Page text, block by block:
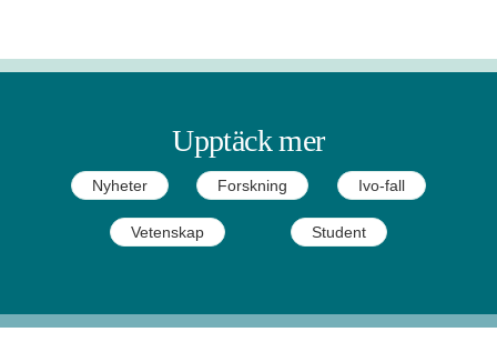
Upptäck mer
Nyheter Forskning Ivo-fall
Vetenskap Student